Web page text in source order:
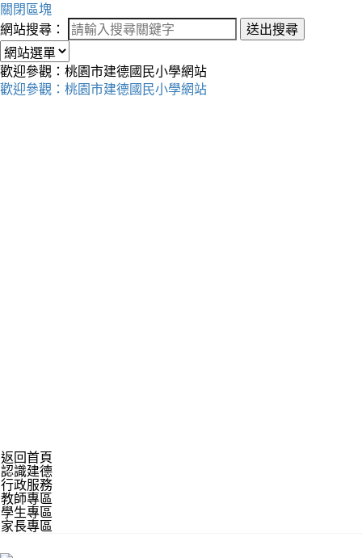
關閉區塊
網站搜尋：
送出搜尋
歡迎參觀：桃園市建德國民小學網站
歡迎參觀：桃園市建德國民小學網站
返回首頁
認識建德
行政服務
教師專區
學生專區
家長專區